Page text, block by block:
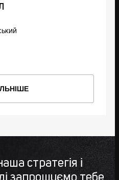
стратегія і